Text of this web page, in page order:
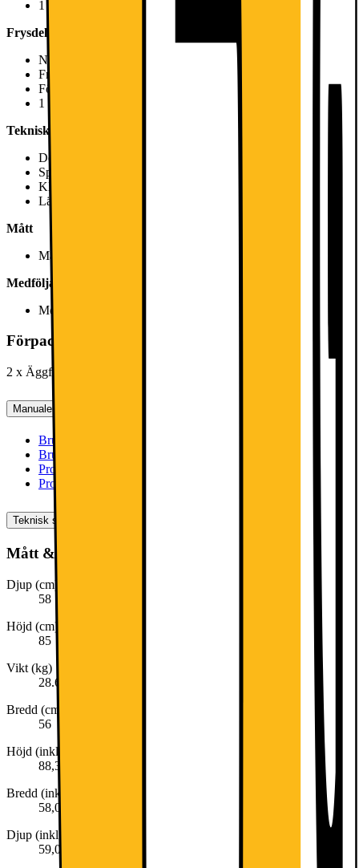
1 stora dörrhyllor, 2 små dörrhyllor
Frysdel
Nettovolym frys: 14 l
Fryskapacitet (24h): 5 kg
Förvaringstid vid strömavbrott: 9 t
1 hylla med lucka
Teknisk information
Dörrhängning höger, omhängbar
Spänning: 220 - 240 V
Klimatklass: SN-ST
Längd på elsladd:200 cm
Mått
Mått: H 85 x B 56 x D 58 cm
Medföljande tillbehör
Medföljande tillbehör: Äggfack
Förpackningen innehåller
2 x Äggfack
Manualer, Nedladdningar, Reklamation & Support
Bruksanvisning 1 (engelska)
Bruksanvisning 2 (svenska)
Produktinformation(engelska)
Produktinformation (svenska)
Teknisk specifikation
Mått & vikt
Djup (cm)
58
Höjd (cm)
85
Vikt (kg)
28.6
Bredd (cm)
56
Höjd (inkl. emballage)
88,3 cm
Bredd (inkl. emballage)
58,0 cm
Djup (inkl. emballage)
59,0 cm